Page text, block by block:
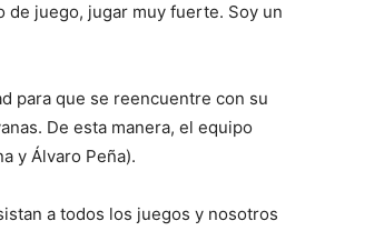
de juego, jugar muy fuerte. Soy un
para que se reencuentre con su
De esta manera, el equipo
y Álvaro Peña).
a todos los juegos y nosotros